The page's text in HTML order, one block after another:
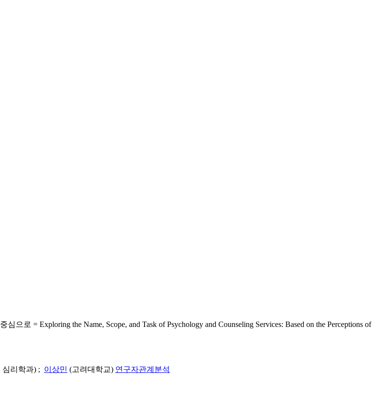
= Exploring the Name, Scope, and Task of Psychology and Counseling Services: Based on the Perceptions of
리학과) ; 이상민 (고려대학교) 연구자관계분석